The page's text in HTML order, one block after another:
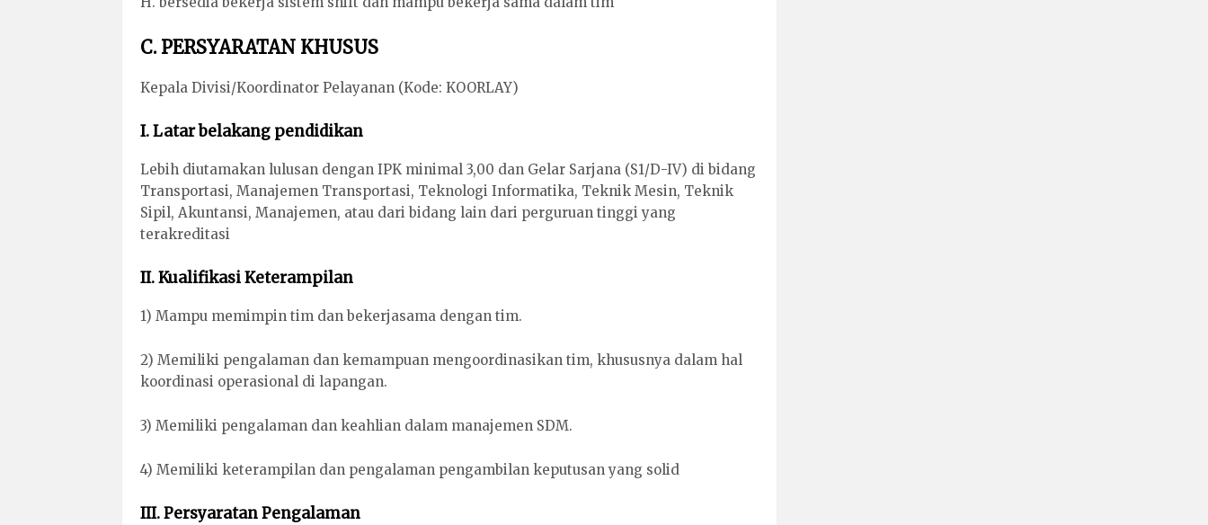
C. PERSYARATAN KHUSUS
Kepala Divisi/Koordinator Pelayanan (Kode: KOORLAY)
I. Latar belakang pendidikan
Lebih diutamakan lulusan dengan IPK minimal 3,00 dan Gelar Sarjana (S1/D-IV) di bidang
Transportasi, Manajemen Transportasi, Teknologi Informatika, Teknik Mesin, Teknik
Sipil, Akuntansi, Manajemen, atau dari bidang lain dari perguruan tinggi yang
terakreditasi
II. Kualifikasi Keterampilan
1) Mampu memimpin tim dan bekerjasama dengan tim.
2) Memiliki pengalaman dan kemampuan mengoordinasikan tim, khususnya dalam hal
koordinasi operasional di lapangan.
3) Memiliki pengalaman dan keahlian dalam manajemen SDM.
4) Memiliki keterampilan dan pengalaman pengambilan keputusan yang solid
III. Persyaratan Pengalaman